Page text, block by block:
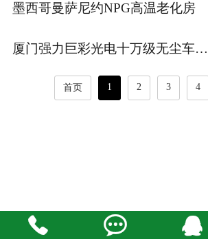
墨西哥曼萨尼约NPG高温老化房
厦门强力巨彩光电十万级无尘车间案例
首页 1 2 3 4
  󰇇